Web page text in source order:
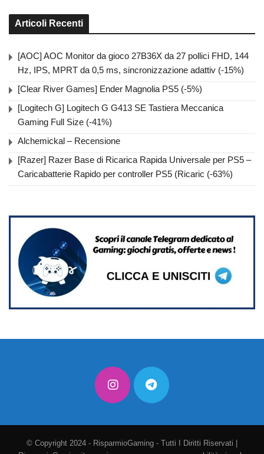
Articoli Recenti
[AOC] AOC Monitor da gioco 27B36X da 27 pollici FHD, 144
Hz, IPS, MPRT da 0,5 ms, sincronizzazione adattiv (-15%)
[Clear River Games] Ender Magnolia PS5 (-5%)
[Logitech G] Logitech G G413 SE Tastiera Meccanica
Gaming Full Size (-41%)
Alchemickal – Recensione
[Razer] Razer Base di Ricarica Rapida Universale per PS5 –
Caricabatterie Rapido per controller PS5 (Ricaric (-63%)
© Copyright 2024 - RisparmioGaming - Tutti I Diritti Riservati |